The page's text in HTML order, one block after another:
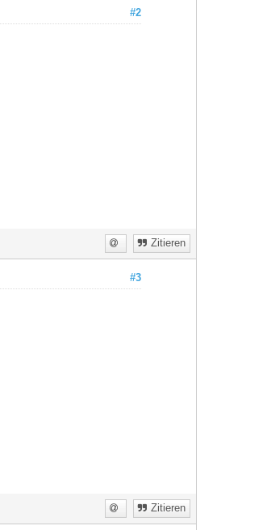
#2
Zitieren
#3
Zitieren